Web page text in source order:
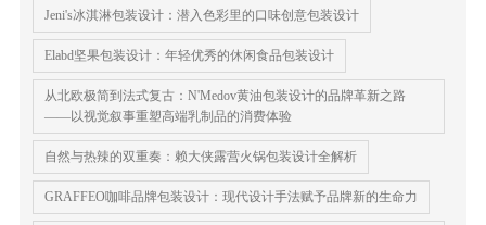
Jeni's冰淇淋包装设计：潜入色彩里的口味创意包装设计
Elabd坚果包装设计：年轻优秀的休闲食品包装设计
从北欧极简到法式复古：N'Medov黄油包装设计的品牌革新之路
——以视觉叙事重塑高端乳制品的消费体验
自然与热辣的双重奏：赖大侠露营火锅包装设计全解析
GRAFFEO咖啡品牌包装设计：现代设计手法赋予品牌新的生命力